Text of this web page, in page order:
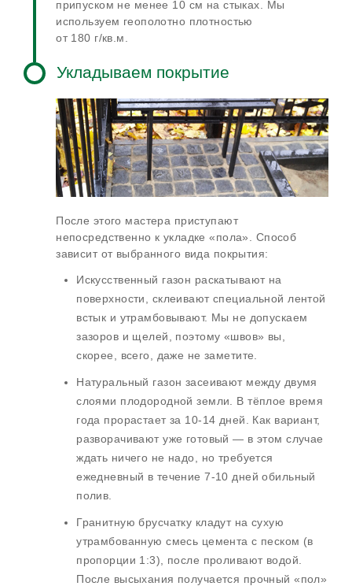
припуском не менее 10 см на стыках. Мы
используем геополотно плотностью
от 180 г/кв.м.
Укладываем покрытие
После этого мастера приступают
непосредственно к укладке «пола». Способ
зависит от выбранного вида покрытия:
Искусственный газон раскатывают на
поверхности, склеивают специальной лентой
встык и утрамбовывают. Мы не допускаем
зазоров и щелей, поэтому «швов» вы,
скорее, всего, даже не заметите.
Натуральный газон засеивают между двумя
слоями плодородной земли. В тёплое время
года прорастает за 10-14 дней. Как вариант,
разворачивают уже готовый — в этом случае
ждать ничего не надо, но требуется
ежедневный в течение 7-10 дней обильный
полив.
Гранитную брусчатку кладут на сухую
утрамбованную смесь цемента с песком (в
пропорции 1:3), после проливают водой.
После высыхания получается прочный «пол»